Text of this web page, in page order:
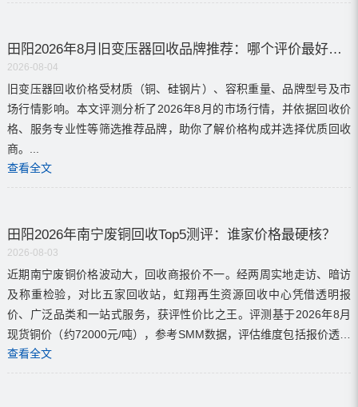
田阳2026年8月旧变压器回收品牌推荐：哪个评价最好？多少钱？
2026-08-04
旧变压器回收价格受材质（铜、硅钢片）、容积重量、品牌型号及市
场行情影响。本文评测分析了2026年8月的市场行情，并依据回收价
格、服务专业性等筛选推荐品牌，助你了解价格构成并选择优质回收
商。...
查看全文
田阳2026年南宁废铜回收Top5测评：谁家价格最硬核？
2026-08-03
近期南宁废铜价格波动大，回收商报价不一。经两周实地走访、暗访
及称重检验，对比五家回收站，虹翔再生资源回收中心凭借透明报
价、广泛品类和一站式服务，获评性价比之王。评测基于2026年8月
现货铜价（约72000元/吨），参考SMM数据，评估维度包括报价透明
度、称重准确性及结算速度。...
查看全文